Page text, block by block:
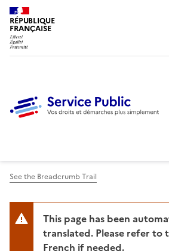
RÉPUBLIQUE
FRANÇAISE
See the Breadcrumb Trail
This page has been automatically
translated. Please refer to
French if needed.